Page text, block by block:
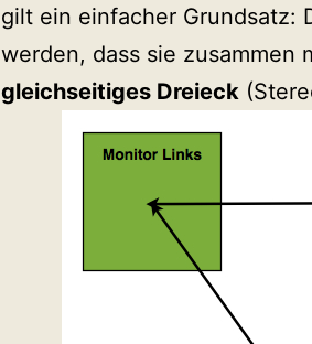
gilt ein einfacher Grundsatz:
werden, dass sie zusammen
gleichseitiges Dreieck